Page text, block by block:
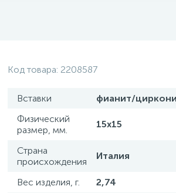
Код товара: 2208587
Вставки
фианит/
Физический
размер, мм.
15х15
Страна
происхождения
Италия
Вес изделия, г.
2,74